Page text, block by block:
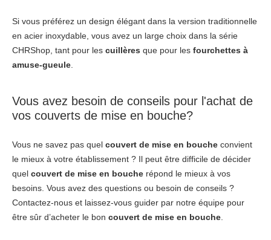
Si vous préférez un design élégant dans la version traditionnelle
en acier inoxydable, vous avez un large choix dans la série
CHRShop, tant pour les cuillères que pour les fourchettes à
amuse-gueule.
Vous avez besoin de conseils pour l'achat de
vos couverts de mise en bouche?
Vous ne savez pas quel couvert de mise en bouche convient
le mieux à votre établissement ? Il peut être difficile de décider
quel couvert de mise en bouche répond le mieux à vos
besoins. Vous avez des questions ou besoin de conseils ?
Contactez-nous et laissez-vous guider par notre équipe pour
être sûr d’acheter le bon couvert de mise en bouche.